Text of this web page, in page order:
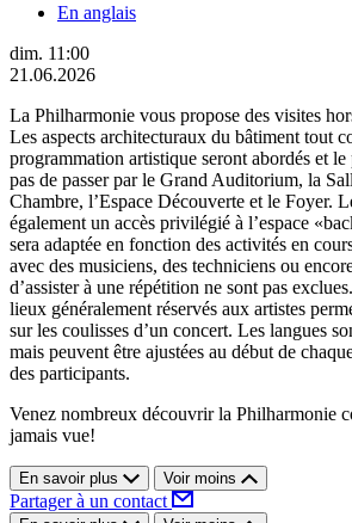
En anglais
dim. 11:00
21.06.2026
La Philharmonie vous propose des visites
Les aspects architecturaux du bâtiment tout
programmation artistique seront abordés et le
pas de passer par le Grand Auditorium, la
Chambre, l’Espace Découverte et le Foyer.
également un accès privilégié à l’espace
sera adaptée en fonction des activités en
avec des musiciens, des techniciens ou
d’assister à une répétition ne sont pas
lieux généralement réservés aux artistes
sur les coulisses d’un concert. Les langues
mais peuvent être ajustées au début de
des participants.
Venez nombreux découvrir la Philharmonie
jamais vue!
En savoir plus Voir moins
Partager à un contact